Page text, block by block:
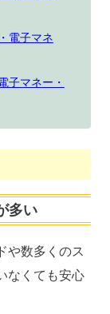
電子マネ
子マネー・
多い
や数多くのス
なくても安心